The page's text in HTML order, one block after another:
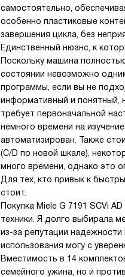
самостоятельно,
особенно пластиковые
завершения цикла, без
Единственный нюанс, к
Поскольку машина
состоянии невозможно
программы, если вы не
информативный и понятный,
требует первоначальной
немного времени на
автоматизирован. Также
(C/D по новой шкале),
много времени, однако это
Для тех, кто привык к
стоит.
Покупка Miele G 7191 SCVi
техники. Я долго выбирала
из-за репутации надежности
использования могу с
Вместимость в 14
семейного ужина, но и